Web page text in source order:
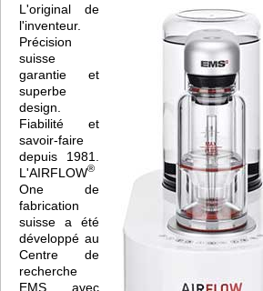
L'original de
l'inventeur.
Précision
suisse
garantie et
superbe
design.
Fiabilité et
savoir-faire
depuis 1981.
L'AIRFLOW®
One de
fabrication
suisse a été
développé au
Centre de
recherche
EMS avec